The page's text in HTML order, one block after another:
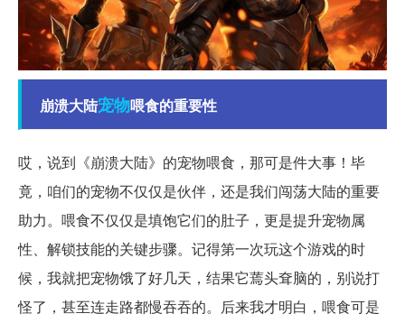
崩溃大陆宠物喂食的重要性
哎，说到《崩溃大陆》的宠物喂食，那可是件大事！毕
竟，咱们的宠物不仅仅是伙伴，还是我们闯荡大陆的重要
助力。喂食不仅仅是填饱它们的肚子，更是提升宠物属
性、解锁技能的关键步骤。记得第一次玩这个游戏的时
候，我就把宠物饿了好几天，结果它蔫头耷脑的，别说打
怪了，甚至连走路都慢吞吞的。后来我才明白，喂食可是